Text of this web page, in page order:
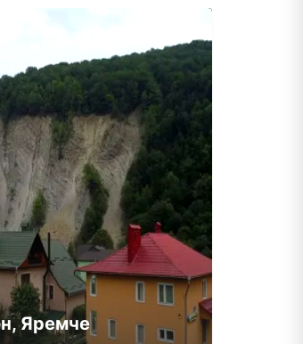
Яремче